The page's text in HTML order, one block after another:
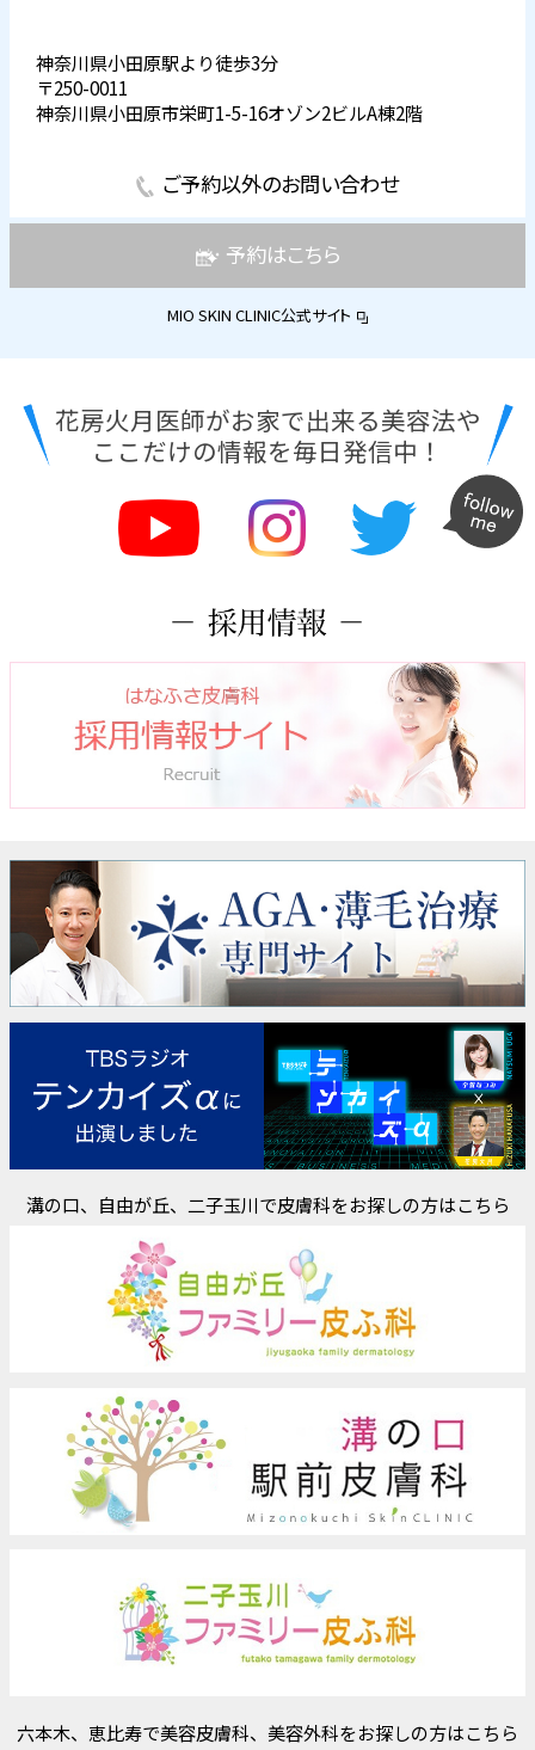
神奈川県小田原駅より徒歩3分
〒250-0011
神奈川県小田原市栄町1-5-16オゾン2ビルA棟2階
ご予約以外のお問い合わせ
予約はこちら
MIO SKIN CLINIC公式サイト
花房火月医師がお家で出来る美容法や
ここだけの情報を毎日発信中！
溝の口、自由が丘、二子玉川で皮膚科をお探しの方はこちら
六本木、恵比寿で美容皮膚科、美容外科をお探しの方はこちら